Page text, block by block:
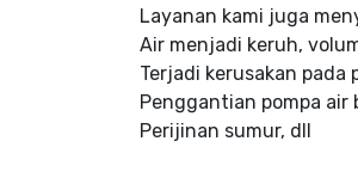
Layanan kami juga
Air menjadi keruh,
Terjadi kerusakan pada
Penggantian pompa air
Perijinan sumur, dll